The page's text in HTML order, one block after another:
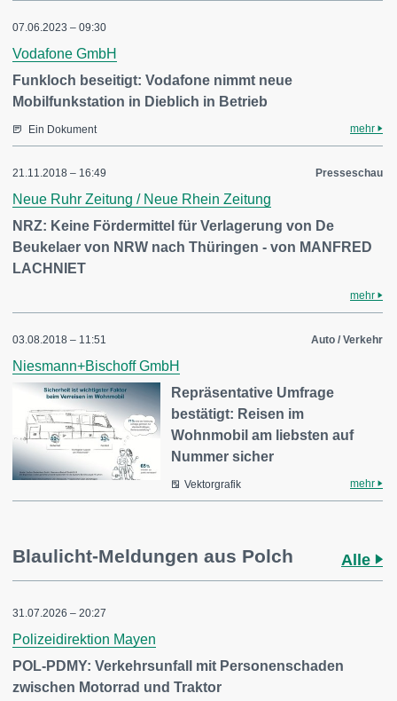
07.06.2023 – 09:30
Vodafone GmbH
Funkloch beseitigt: Vodafone nimmt neue
Mobilfunkstation in Dieblich in Betrieb
Ein Dokument mehr
21.11.2018 – 16:49 Presseschau
Neue Ruhr Zeitung / Neue Rhein Zeitung
NRZ: Keine Fördermittel für Verlagerung von De
Beukelaer von NRW nach Thüringen - von MANFRED
LACHNIET
mehr
03.08.2018 – 11:51 Auto / Verkehr
Niesmann+Bischoff GmbH
Repräsentative Umfrage
bestätigt: Reisen im
Wohnmobil am liebsten auf
Nummer sicher
Vektorgrafik mehr
Blaulicht-Meldungen aus Polch Alle
31.07.2026 – 20:27
Polizeidirektion Mayen
POL-PDMY: Verkehrsunfall mit Personenschaden
zwischen Motorrad und Traktor